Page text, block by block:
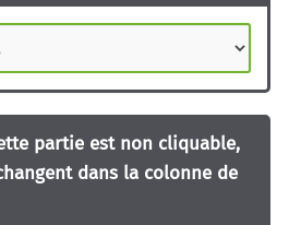
partie est non cliquable,
dans la colonne de